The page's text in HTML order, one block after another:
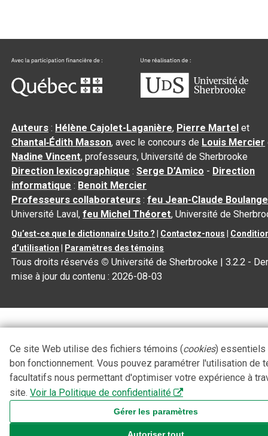
Auteurs : Hélène Cajolet-Laganière, Pierre Martel et
Chantal‑Édith Masson, avec le concours de Louis Mercier
Nadine Vincent, professeurs, Université de Sherbrooke
Direction lexicographique :Serge D’Amico - Direction
informatique : Benoit Mercier
Professeurs collaborateurs :feu Jean-Claude
Université Laval,feu Michel Théoret, Université de
Qu’est-ce que le dictionnaire Usito ? Contactez-nous
d’utilisation
Paramètres des témoins
Tous droits réservés © Université de Sherbrooke |3.2.2 -
mise à jour du contenu :2026-08-03
Ce site Web utilise des fichiers témoins (cookies) essentiels
bon fonctionnement. Vous pouvez paramétrer l'utilisation de
facultatifs nous permettant d'optimiser votre expérience à
site. Voir la Politique de confidentialité
Gérer les paramètres